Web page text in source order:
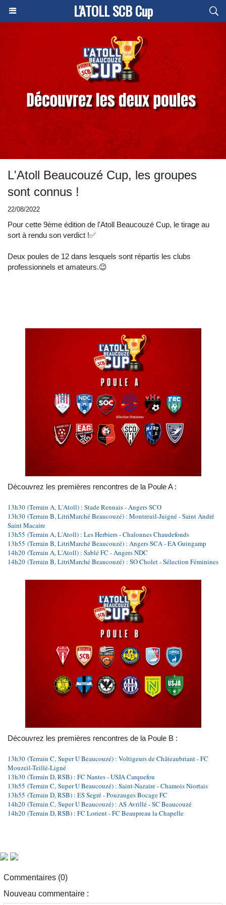
L'ATOLL SCB Cup
L'Atoll Beaucouzé Cup, les groupes
sont connus !
22/08/2022
Pour cette 9ème édition de l'Atoll Beaucouzé Cup, le tirage au
sort à rendu son verdict !✅
Deux poules de 12 dans lesquels sont répartis les clubs
professionnels et amateurs.😉
Découvrez les premières rencontres de la Poule A :
13h30 (Terrain A, L'Atoll) : Stade Rennais - Angers SCO
13h30 (Terrain B,LitriMarché Beaucouzé) : Montreuil-Juigné - Saint André
Saint Macaire
13h55 (Terrain A, L'Atoll) : Les Herbiers - Chalonnes Chaudefonds
13h55 (Terrain B,LitriMarché Beaucouzé) : Angers SCA - EA Guingamp
14h20 (Terrain A, L'Atoll) : Sablé FC - Angers NDC
14h20 (Terrain B, LitriMarché Beaucouzé) : SO Cholet - Sélection Féminines
Découvrez les premières rencontres de la Poule B :
13h30 (Terrain C, Super U Beaucouzé) : Voltigeurs de Châteaubriant - FC
Mouzeil-Teillé-Ligné
13h30 (Terrain D, RSB) : FC Nantes - USJA Carquefou
13h55 (Terrain C, Super U Beaucouzé) : Saint-Nazaire - Chamois Niortais
13h55 (Terrain D, RSB) : ES Segré - Pouzauges Bocage FC
14h20 (Terrain C, Super U Beaucouzé) : AS Avrillé - SC Beaucouzé
14h20 (Terrain D, RSB) : FC Lorient - FC Beaupreau la Chapelle
Commentaires (0)
Nouveau commentaire :